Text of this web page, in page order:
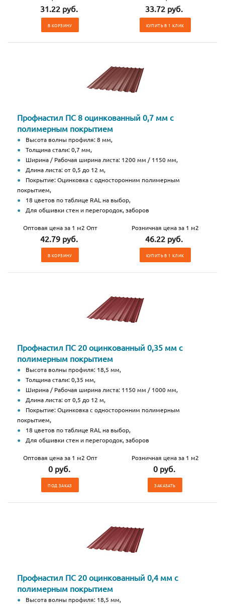
31.22 руб.
В КОРЗИНУ
33.72 руб.
КУПИТЬ В 1 КЛИК
Профнастил ПС 8 оцинкованный 0,7 мм с
полимерным покрытием
Высота волны профиля: 8 мм,
Толщина стали: 0,7 мм,
Ширина / Рабочая ширина листа: 1200 мм / 1150 мм,
Длина листа: от 0,5 до 12 м,
Покрытие: Оцинковка с односторонним полимерным
покрытием,
18 цветов по таблице RAL на выбор,
Для обшивки стен и перегородок, заборов
Оптовая цена за 1 м2 Опт
42.79 руб.
В КОРЗИНУ
Розничная цена за 1 м2
46.22 руб.
КУПИТЬ В 1 КЛИК
Профнастил ПС 20 оцинкованный 0,35 мм с
полимерным покрытием
Высота волны профиля: 18,5 мм,
Толщина стали: 0,35 мм,
Ширина / Рабочая ширина листа: 1150 мм / 1000 мм,
Длина листа: от 0,5 до 12 м,
Покрытие: Оцинковка с односторонним полимерным
покрытием,
18 цветов по таблице RAL на выбор,
Для обшивки стен и перегородок, заборов
Оптовая цена за 1 м2 Опт
0 руб.
ПОД ЗАКАЗ
Розничная цена за 1 м2
0 руб.
ЗАКАЗАТЬ
Профнастил ПС 20 оцинкованный 0,4 мм с
полимерным покрытием
Высота волны профиля: 18,5 мм,